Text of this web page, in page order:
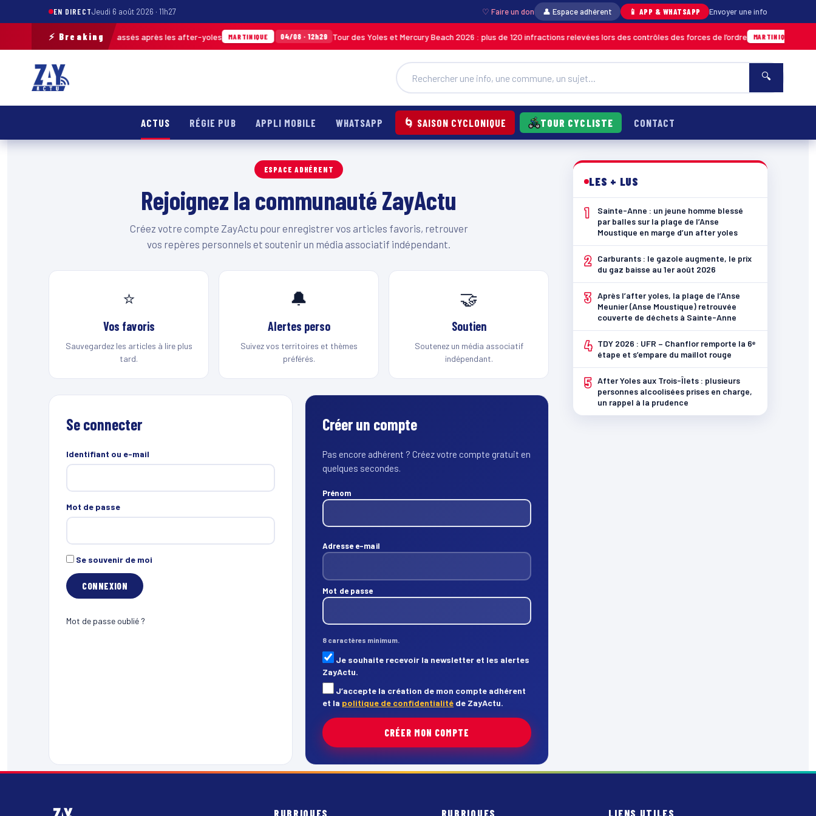
EN DIRECTJeudi 6 août 2026 · 11h27 ♡ Faire un don 👤 Espace adhérent 📱 APP & WHATSAPP Envoyer une info
⚡ Breaking
de 30 m³ de déchets ramassés après les after-yoles MARTINIQUE 04/08 · 12h29 Tour des Yoles et Mercury Beach 2026 : plus de 120 infractions relevées lors des contrôles des forces de l’ordre MARTINIQUE
🔍
ACTUS RÉGIE PUB APPLI MOBILE WHATSAPP 🌀 SAISON CYCLONIQUE TOUR CYCLISTE CONTACT
ESPACE ADHÉRENT
Rejoignez la communauté ZayActu
Créez votre compte ZayActu pour enregistrer vos articles favoris, retrouver
vos repères personnels et soutenir un média associatif indépendant.
⭐
Vos favoris
Sauvegardez les articles à lire plus
tard.
🔔
Alertes perso
Suivez vos territoires et thèmes
préférés.
🤝
Soutien
Soutenez un média associatif
indépendant.
Se connecter
Identifiant ou e-mail
Mot de passe
Se souvenir de moi
Mot de passe oublié ?
Créer un compte
Pas encore adhérent ? Créez votre compte gratuit en
quelques secondes.
Prénom
Adresse e-mail
Mot de passe
8 caractères minimum.
Je souhaite recevoir la newsletter et les alertes
ZayActu.
J’accepte la création de mon compte adhérent
et la politique de confidentialité de ZayActu.
CRÉER MON COMPTE
LES + LUS
1
Sainte-Anne : un jeune homme blessé
par balles sur la plage de l’Anse
Moustique en marge d’un after yoles
2
Carburants : le gazole augmente, le prix
du gaz baisse au 1er août 2026
3 Après l’after yoles, la plage de l’Anse
Meunier (Anse Moustique) retrouvée
couverte de déchets à Sainte-Anne
4 TDY 2026 : UFR – Chanflor remporte la 6ᵉ
étape et s’empare du maillot rouge
5 After Yoles aux Trois-Îlets : plusieurs
personnes alcoolisées prises en charge,
un rappel à la prudence
RUBRIQUES RUBRIQUES LIENS UTILES